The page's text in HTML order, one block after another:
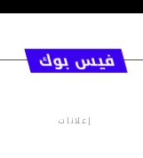
فيس بوك
إعلانات